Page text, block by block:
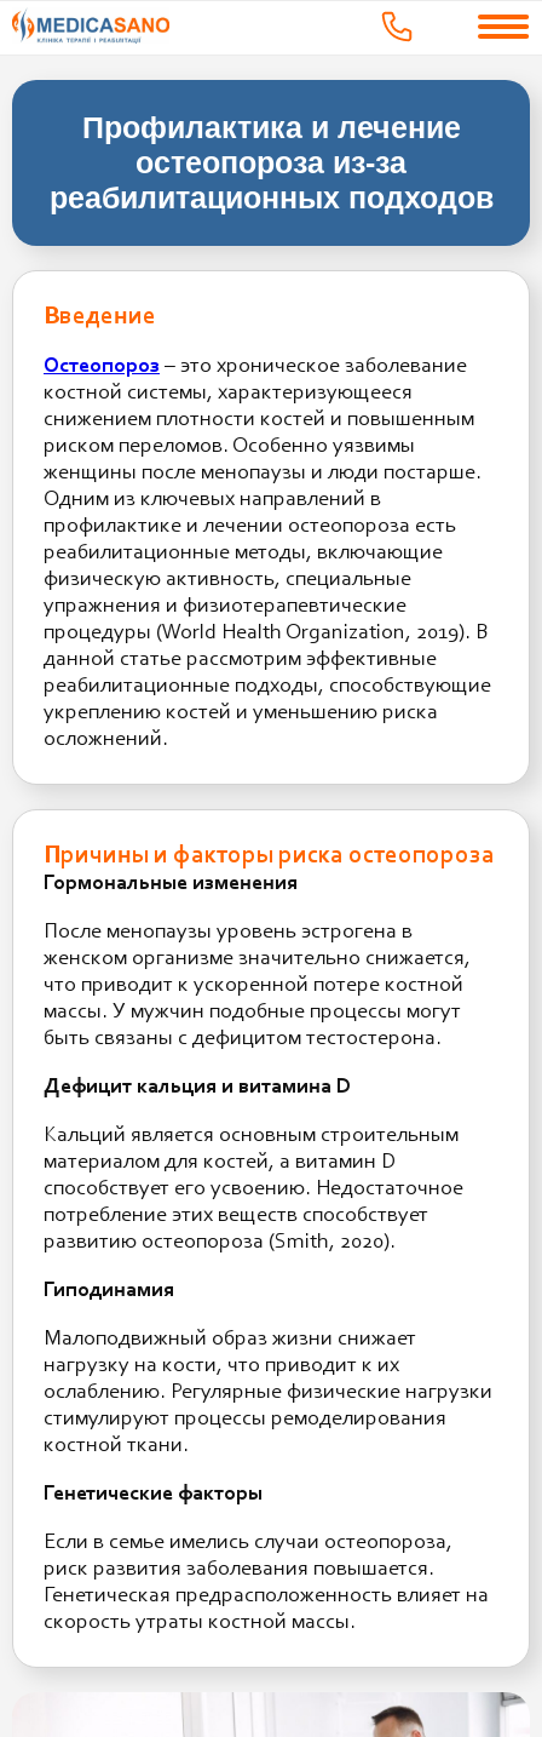
Профилактика и лечение
остеопороза из-за
реабилитационных подходов
Введение
Остеопороз – это хроническое заболевание
костной системы, характеризующееся
снижением плотности костей и повышенным
риском переломов. Особенно уязвимы
женщины после менопаузы и люди постарше.
Одним из ключевых направлений в
профилактике и лечении остеопороза есть
реабилитационные методы, включающие
физическую активность, специальные
упражнения и физиотерапевтические
процедуры (World Health Organization, 2019). В
данной статье рассмотрим эффективные
реабилитационные подходы, способствующие
укреплению костей и уменьшению риска
осложнений.
Причины и факторы риска остеопороза
Гормональные изменения
После менопаузы уровень эстрогена в
женском организме значительно снижается,
что приводит к ускоренной потере костной
массы. У мужчин подобные процессы могут
быть связаны с дефицитом тестостерона.
Дефицит кальция и витамина D
Кальций является основным строительным
материалом для костей, а витамин D
способствует его усвоению. Недостаточное
потребление этих веществ способствует
развитию остеопороза (Smith, 2020).
Гиподинамия
Малоподвижный образ жизни снижает
нагрузку на кости, что приводит к их
ослаблению. Регулярные физические нагрузки
стимулируют процессы ремоделирования
костной ткани.
Генетические факторы
Если в семье имелись случаи остеопороза,
риск развития заболевания повышается.
Генетическая предрасположенность влияет на
скорость утраты костной массы.